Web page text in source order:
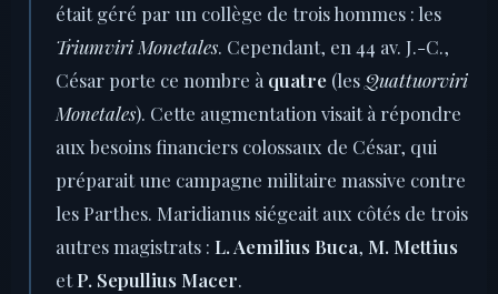
était géré par un collège de trois hommes : les
Triumviri Monetales. Cependant, en 44 av. J.-C.,
César porte ce nombre à quatre (lesQuattuorviri
Monetales). Cette augmentation visait à répondre
aux besoins financiers colossaux de César, qui
préparait une campagne militaire massive contre
les Parthes. Maridianus siégeait aux côtés de trois
autres magistrats : L. Aemilius Buca, M. Mettius
etP. Sepullius Macer.